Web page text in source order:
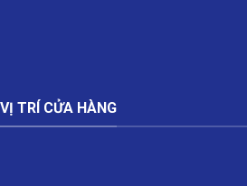
VỊ TRÍ CỬA HÀNG